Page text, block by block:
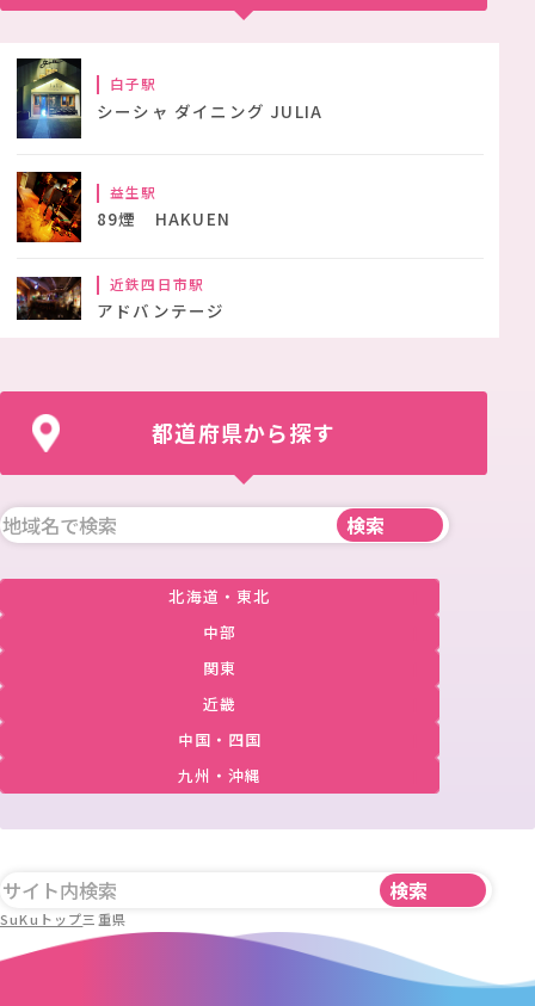
白子駅
シーシャ ダイニング JULIA
益生駅
89煙 HAKUEN
近鉄四日市駅
アドバンテージ
都道府県から探す
北海道・東北
中部
関東
近畿
中国・四国
九州・沖縄
SuKuトップ三重県